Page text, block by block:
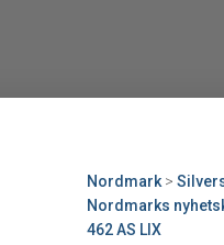
Nordmark>
Nordmarks
462 AS LIX